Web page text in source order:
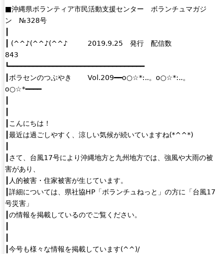
■沖縄県ボランティア市民活動支援センター ボランチュマガジ
ン №328号
┃ (^^♪(^^♪(^^♪ 2019.9.25 発行 配信数
843
┗━━━━━━━━━━━━━━━━━━━━━━━━━━━━━━━━━━
┃ボラセンのつぶやき Vol.209━━o○☆*:..。o○☆*:..。
o○☆*━━━━
┃こんにちは！
┃最近は過ごしやすく、涼しい気候が続いていますね(*^^*)
┃さて、台風17号により沖縄地方と九州地方では、強風や大雨の被
害があり、
┃人的被害・住家被害が生じています。
┃詳細については、県社協HP「ボランチュねっと」の方に「台風17
号災害」
┃の情報を掲載しているのでご覧ください。
┃今号も様々な情報を掲載しています(^^)/